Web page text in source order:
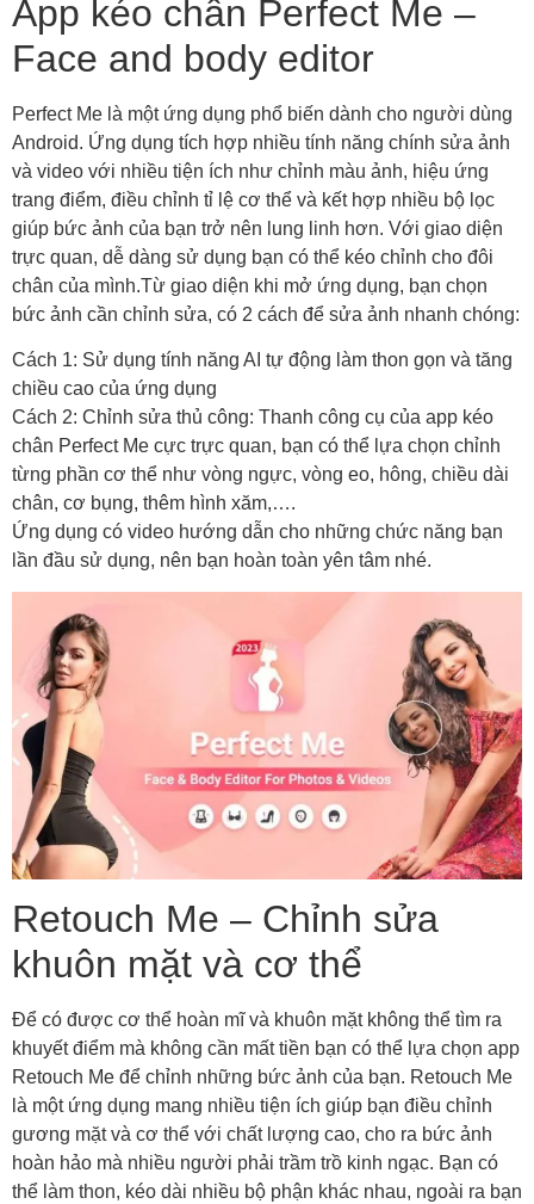
App kéo chân Perfect Me –
Face and body editor
Perfect Me là một ứng dụng phổ biến dành cho người dùng
Android. Ứng dụng tích hợp nhiều tính năng chính sửa ảnh
và video với nhiều tiện ích như chỉnh màu ảnh, hiệu ứng
trang điểm, điều chỉnh tỉ lệ cơ thể và kết hợp nhiều bộ lọc
giúp bức ảnh của bạn trở nên lung linh hơn. Với giao diện
trực quan, dễ dàng sử dụng bạn có thể kéo chỉnh cho đôi
chân của mình.Từ giao diện khi mở ứng dụng, bạn chọn
bức ảnh cần chỉnh sửa, có 2 cách để sửa ảnh nhanh chóng:
Cách 1: Sử dụng tính năng AI tự động làm thon gọn và tăng
chiều cao của ứng dụng
Cách 2: Chỉnh sửa thủ công: Thanh công cụ của app kéo
chân Perfect Me cực trực quan, bạn có thể lựa chọn chỉnh
từng phần cơ thể như vòng ngực, vòng eo, hông, chiều dài
chân, cơ bụng, thêm hình xăm,….
Ứng dụng có video hướng dẫn cho những chức năng bạn
lần đầu sử dụng, nên bạn hoàn toàn yên tâm nhé.
Retouch Me – Chỉnh sửa
khuôn mặt và cơ thể
Để có được cơ thể hoàn mĩ và khuôn mặt không thể tìm ra
khuyết điểm mà không cần mất tiền bạn có thể lựa chọn app
Retouch Me để chỉnh những bức ảnh của bạn. Retouch Me
là một ứng dụng mang nhiều tiện ích giúp bạn điều chỉnh
gương mặt và cơ thể với chất lượng cao, cho ra bức ảnh
hoàn hảo mà nhiều người phải trầm trồ kinh ngạc. Bạn có
thể làm thon, kéo dài nhiều bộ phận khác nhau, ngoài ra bạn